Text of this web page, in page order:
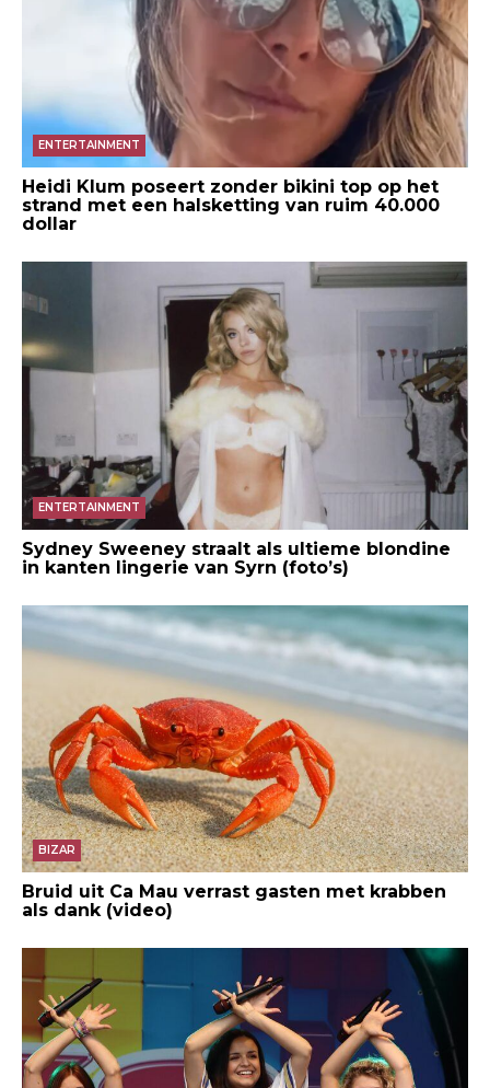
ENTERTAINMENT
Heidi Klum poseert zonder bikini top op het
strand met een halsketting van ruim 40.000
dollar
ENTERTAINMENT
Sydney Sweeney straalt als ultieme blondine
in kanten lingerie van Syrn (foto’s)
BIZAR
Bruid uit Ca Mau verrast gasten met krabben
als dank (video)